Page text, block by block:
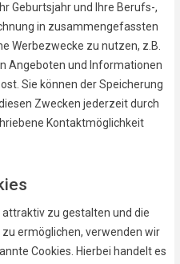
Geburtsjahr und Ihre Berufs-,
in zusammengefassten
Werbezwecke zu nutzen, z.B.
Angeboten und Informationen
Sie können der Speicherung
Zwecken jederzeit durch
Kontaktmöglichkeit
zu gestalten und die
ermöglichen, verwenden wir
Cookies. Hierbei handelt es